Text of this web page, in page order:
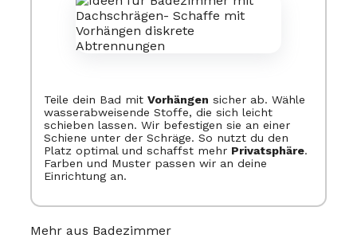
Teile dein Bad mit Vorhängen sicher ab. Wähle
wasserabweisende Stoffe, die sich leicht
schieben lassen. Wir befestigen sie an einer
Schiene unter der Schräge. So nutzt du den
Platz optimal und schaffst mehr Privatsphäre.
Farben und Muster passen wir an deine
Einrichtung an.
Mehr aus Badezimmer